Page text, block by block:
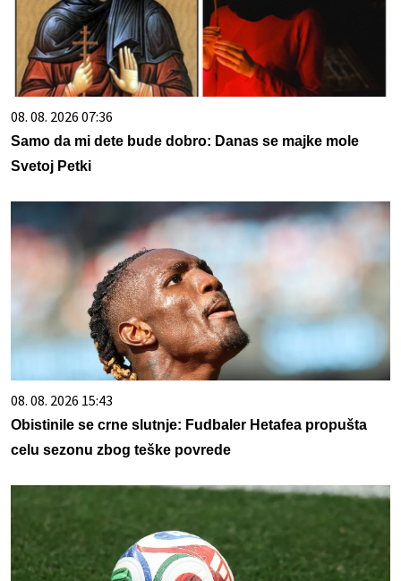
08. 08. 2026 07:36
Samo da mi dete bude dobro: Danas se majke mole
Svetoj Petki
08. 08. 2026 15:43
Obistinile se crne slutnje: Fudbaler Hetafea propušta
celu sezonu zbog teške povrede